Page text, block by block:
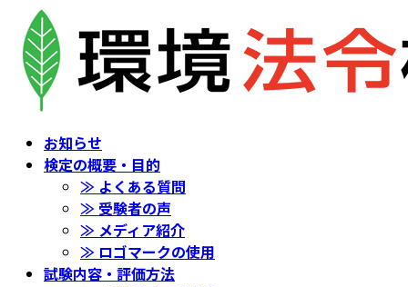
お知らせ
検定の概要・目的
≫ よくある質問
≫ 受験者の声
≫ メディア紹介
≫ ロゴマークの使用
試験内容・評価方法